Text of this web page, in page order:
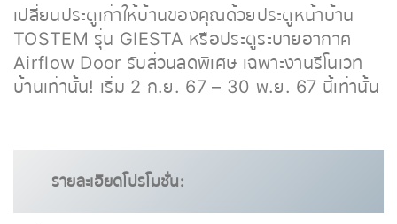
เปลี่ยนประตูเก่าให้บ้านของคุณด้วยประตูหน้าบ้าน
TOSTEM รุ่น GIESTA หรือประตูระบายอากาศ
Airflow Door รับส่วนลดพิเศษ เฉพาะงานรีโนเวท
บ้านเท่านั้น! เริ่ม 2 ก.ย. 67 – 30 พ.ย. 67 นี้เท่านั้น
รายละเอียดโปรโมชั่น: